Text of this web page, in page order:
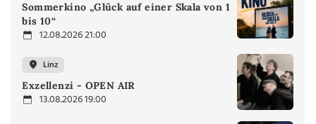
Sommerkino „Glück auf einer Skala von 1
bis 10“
12.08.2026 21:00
Linz
Exzellenzi - OPEN AIR
13.08.2026 19:00